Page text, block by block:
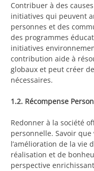
Contribuer à des
initiatives qui peuvent
personnes et des
des programmes
initiatives
contribution aide à
globaux et peut créer
nécessaires.
1.2. Récompense
Redonner à la société
personnelle. Savoir
l’amélioration de la vie
réalisation et de
perspective